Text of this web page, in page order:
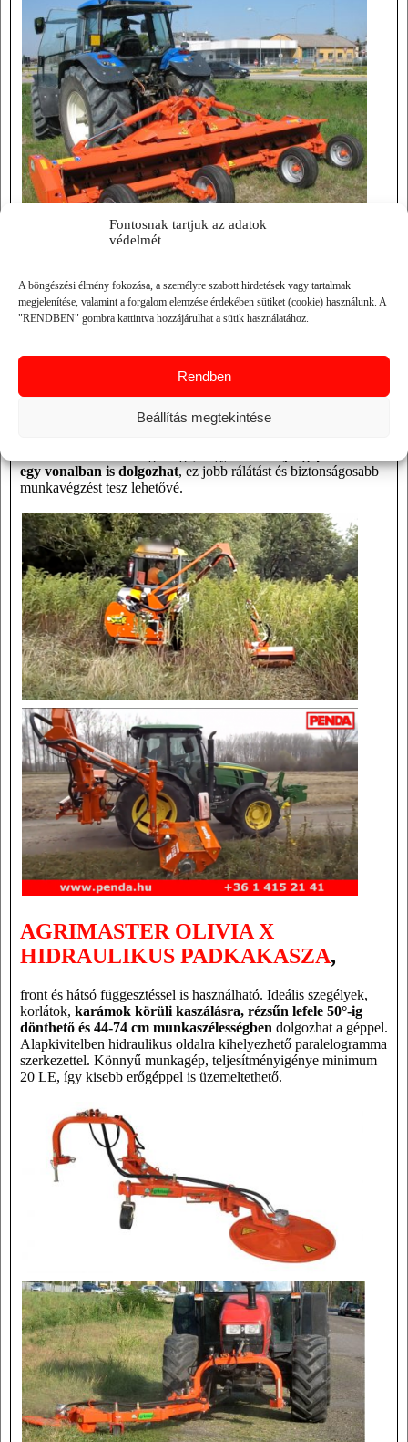
Fontosnak tartjuk az adatok
védelmét
A böngészési élmény fokozása, a személyre szabott hirdetések vagy tartalmak
megjelenítése, valamint a forgalom elemzése érdekében sütiket (cookie) használunk. A
"RENDBEN" gombra kattintva hozzájárulhat a sütik használatához.
Rendben
Beállítás megtekintése
AGRIMASTER SHARKrézsűkaszák
A SHARK sorozat legkedveltebb Ügyfeleink körében.
erőgéphez igazodva. Egyes típusokhoz opciós kiegészítőként
ágvágó, sövényvágó, illetve ároktisztító fejjel
hátsó függesztésű, hidraulikus automata
egy vonalban is dolgozhat, ez jobb rálátást és biztonságosabb
munkavégzést tesz lehetővé.
AGRIMASTER OLIVIA X
HIDRAULIKUS PADKAKASZA,
front és hátsó függesztéssel is használható. Ideális szegélyek,
korlátok, karámok körüli kaszálásra, rézsűn lefele 50°-ig
dönthető és 44-74 cm munkaszélességben dolgozhat a géppel.
Alapkivitelben hidraulikus oldalra kihelyezhető paralelogramma
szerkezettel. Könnyű munkagép, teljesítményigénye minimum
20 LE, így kisebb erőgéppel is üzemeltethető.